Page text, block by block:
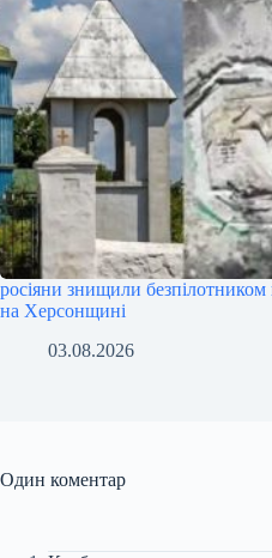
росіяни знищили
на Херсонщині
03.08.2026
Один коментар